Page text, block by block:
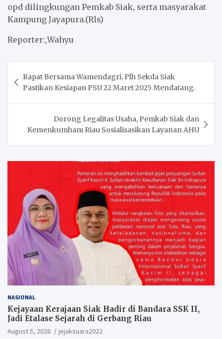
opd dilingkungan Pemkab Siak, serta masyarakat
Kampung Jayapura.(Rls)
Reporter:,Wahyu
navigation
Rapat Bersama Wamendagri, Plh Sekda Siak
Pastikan Kesiapan PSU 22 Maret 2025 Mendatang.
Dorong Legalitas Usaha, Pemkab Siak dan
Kemenkumham Riau Sosialisasikan Layanan AHU
NASIONAL
Kejayaan Kerajaan Siak Hadir di Bandara SSK II,
Jadi Etalase Sejarah di Gerbang Riau
August 5, 2026
jejaksuara2022